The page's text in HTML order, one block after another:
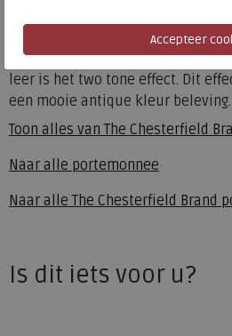
geld en pasjes altijd veilig zijn.De
gemaakt van antique buff leer.
leer is het two tone effect. Dit
een mooie antique kleur beleving.
Toon alles vanThe Chesterfield
Naar alle portemonnee
Naar alleThe Chesterfield Brand
Is dit iets voor u?